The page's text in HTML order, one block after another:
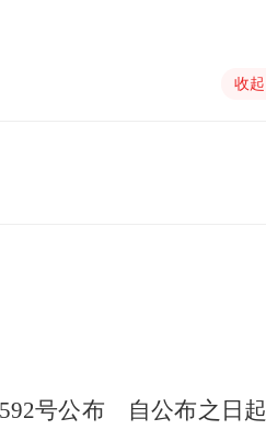
收起
592号公布 自公布之日起